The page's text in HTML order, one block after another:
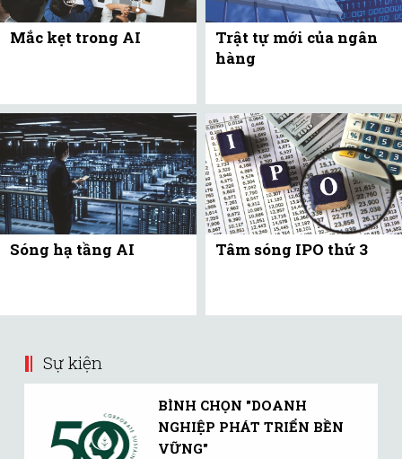
Mắc kẹt trong AI
Trật tự mới của ngân
hàng
Sóng hạ tầng AI Tâm sóng IPO thứ 3
Sự kiện
BÌNH CHỌN "DOANH
NGHIỆP PHÁT TRIỂN BỀN
VỮNG"